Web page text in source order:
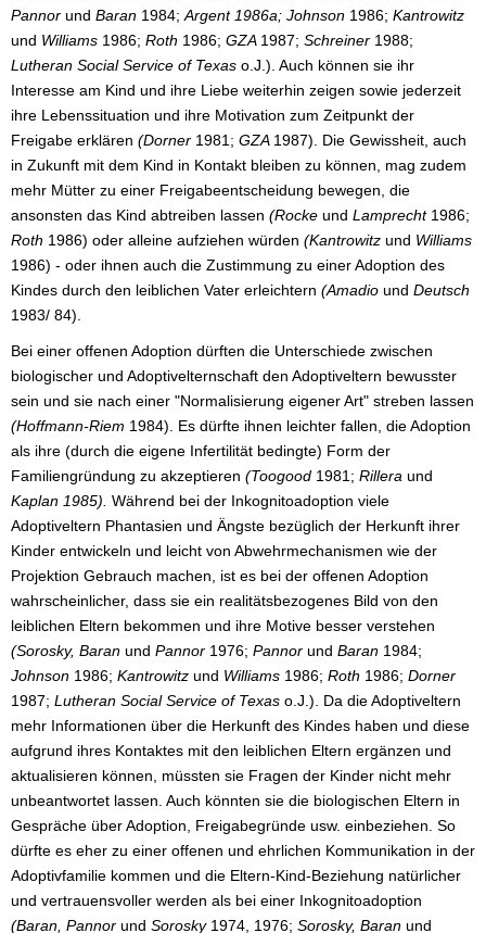
Pannor und Baran 1984; Argent 1986a; Johnson 1986; Kantrowitz
und Williams 1986; Roth 1986; GZA 1987; Schreiner 1988;
Lutheran Social Service of Texas o.J.). Auch können sie ihr
Interesse am Kind und ihre Liebe weiterhin zeigen sowie jederzeit
ihre Lebenssituation und ihre Motivation zum Zeitpunkt der
Freigabe erklären (Dorner 1981; GZA 1987). Die Gewissheit, auch
in Zukunft mit dem Kind in Kontakt bleiben zu können, mag zudem
mehr Mütter zu einer Freigabeentscheidung bewegen, die
ansonsten das Kind abtreiben lassen (Rocke und Lamprecht 1986;
Roth 1986) oder alleine aufziehen würden (Kantrowitz und Williams
1986) - oder ihnen auch die Zustimmung zu einer Adoption des
Kindes durch den leiblichen Vater erleichtern (Amadio und Deutsch
1983/ 84).
Bei einer offenen Adoption dürften die Unterschiede zwischen
biologischer und Adoptivelternschaft den Adoptiveltern bewusster
sein und sie nach einer "Normalisierung eigener Art" streben lassen
(Hoffmann-Riem 1984). Es dürfte ihnen leichter fallen, die Adoption
als ihre (durch die eigene Infertilität bedingte) Form der
Familiengründung zu akzeptieren (Toogood 1981; Rillera und
Kaplan 1985). Während bei der Inkognitoadoption viele
Adoptiveltern Phantasien und Ängste bezüglich der Herkunft ihrer
Kinder entwickeln und leicht von Abwehrmechanismen wie der
Projektion Gebrauch machen, ist es bei der offenen Adoption
wahrscheinlicher, dass sie ein realitätsbezogenes Bild von den
leiblichen Eltern bekommen und ihre Motive besser verstehen
(Sorosky, Baran und Pannor 1976; Pannor und Baran 1984;
Johnson 1986; Kantrowitz und Williams 1986; Roth 1986; Dorner
1987; Lutheran Social Service of Texas o.J.). Da die Adoptiveltern
mehr Informationen über die Herkunft des Kindes haben und diese
aufgrund ihres Kontaktes mit den leiblichen Eltern ergänzen und
aktualisieren können, müssten sie Fragen der Kinder nicht mehr
unbeantwortet lassen. Auch könnten sie die biologischen Eltern in
Gespräche über Adoption, Freigabegründe usw. einbeziehen. So
dürfte es eher zu einer offenen und ehrlichen Kommunikation in der
Adoptivfamilie kommen und die Eltern-Kind-Beziehung natürlicher
und vertrauensvoller werden als bei einer Inkognitoadoption
(Baran, Pannor und Sorosky 1974, 1976; Sorosky, Baran und